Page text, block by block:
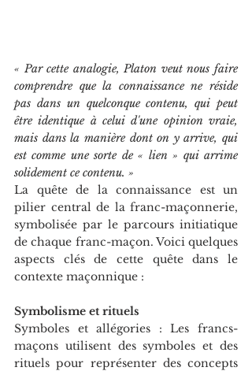
« Par cette analogie, Platon veut nous faire
comprendre que la connaissance ne réside
pas dans un quelconque contenu, qui peut
être identique à celui d'une opinion vraie,
mais dans la manière dont on y arrive, qui
est comme une sorte de « lien » qui arrime
solidement ce contenu. »
La quête de la connaissance est un
pilier central de la franc-maçonnerie,
symbolisée par le parcours initiatique
de chaque franc-maçon. Voici quelques
aspects clés de cette quête dans le
contexte maçonnique :
Symbolisme et rituels
Symboles et allégories : Les francs-
maçons utilisent des symboles et des
rituels pour représenter des concepts